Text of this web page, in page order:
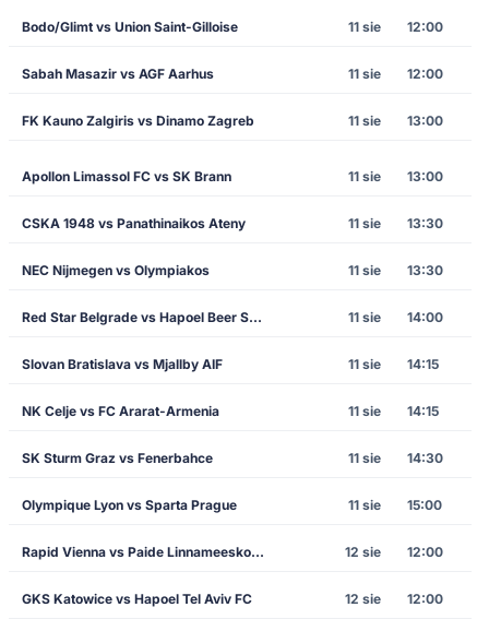
Bodo/Glimt vs Union Saint-Gilloise 11 sie 12:00
Sabah Masazir vs AGF Aarhus 11 sie 12:00
FK Kauno Zalgiris vs Dinamo Zagreb 11 sie 13:00
Apollon Limassol FC vs SK Brann 11 sie 13:00
CSKA 1948 vs Panathinaikos Ateny 11 sie 13:30
NEC Nijmegen vs Olympiakos 11 sie 13:30
Red Star Belgrade vs Hapoel Beer Sheva 11 sie 14:00
Slovan Bratislava vs Mjallby AIF 11 sie 14:15
NK Celje vs FC Ararat-Armenia 11 sie 14:15
SK Sturm Graz vs Fenerbahce 11 sie 14:30
Olympique Lyon vs Sparta Prague 11 sie 15:00
Rapid Vienna vs Paide Linnameeskond 12 sie 12:00
GKS Katowice vs Hapoel Tel Aviv FC 12 sie 12:00